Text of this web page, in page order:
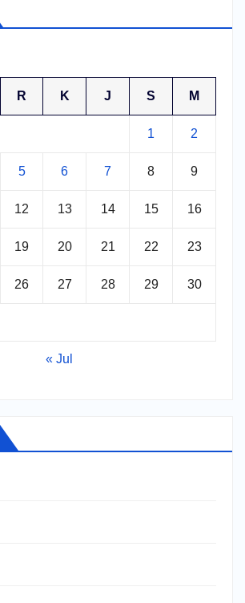
R K J S M
1 2
5 6 7 8 9
12 13 14 15 16
19 20 21 22 23
26 27 28 29 30
« Jul